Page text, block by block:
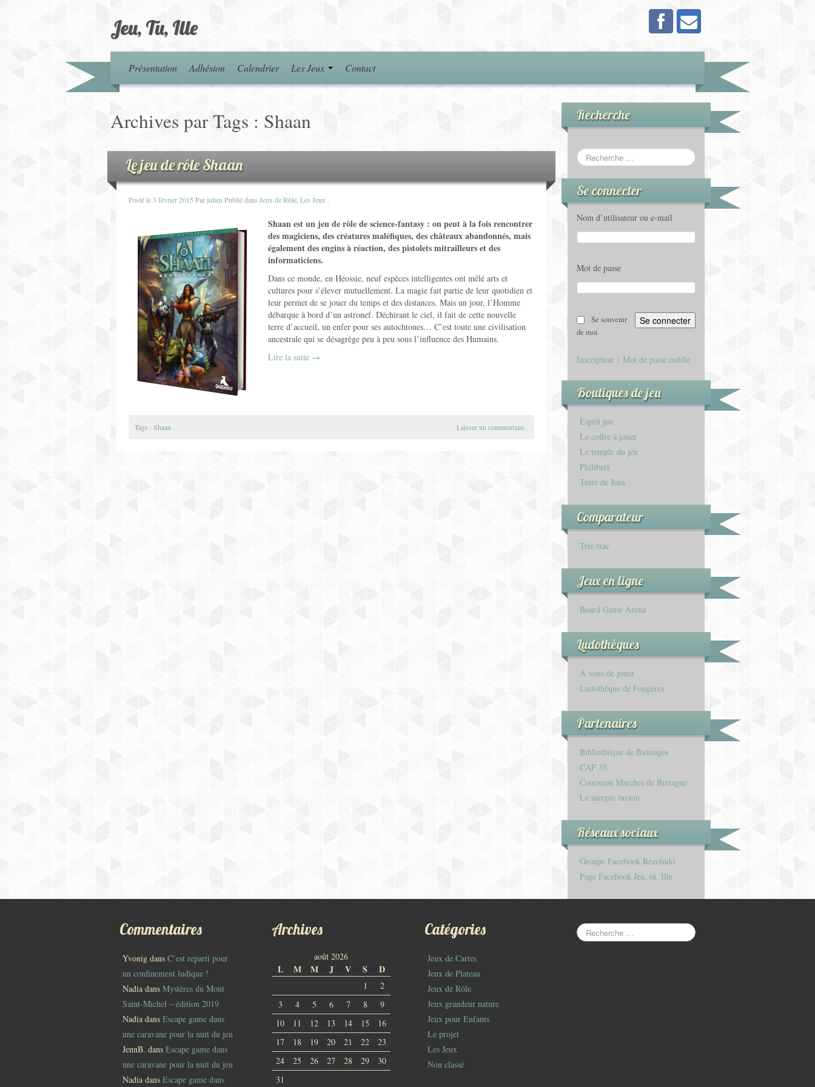
Jeu, Tu, Ille
Présentation Adhésion Calendrier Les Jeux Contact
Archives par Tags : Shaan
Le jeu de rôle Shaan
Posté le3 février 2015 Par julien Publié dans Jeux de Rôle Les Jeux
Shaan est un jeu de rôle de science-fantasy : on peut à la fois rencontrer
des magiciens, des créatures maléfiques, des châteaux abandonnés, mais
également des engins à réaction, des pistolets mitrailleurs et des
informaticiens.
Dans ce monde, en Héossie, neuf espèces intelligentes ont mêlé arts et
cultures pour s’élever mutuellement. La magie fait partie de leur quotidien et
leur permet de se jouer du temps et des distances. Mais un jour, l’Homme
débarque à bord d’un astronef. Déchirant le ciel, il fait de cette nouvelle
terre d’accueil, un enfer pour ses autochtones… C’est toute une civilisation
ancestrale qui se désagrège peu à peu sous l’influence des Humains.
Lire la suite →
Laisser un commentaire
Tags : Shaan
Recherche
Se connecter
Nom d’utilisateur ou e-mail
Mot de passe
Se souvenir
de moi
Inscription Mot de passe oublié
Boutiques de jeu
Esprit jeu
Le coffre à jouer
Le temple du jeu
Philibert
Terre de Jeux
Comparateur
Tric-trac
Jeux en ligne
Board Game Arena
Ludothèques
À vous de jouer
Ludothèque de Fougères
Partenaires
Bibliothèque de Bazouges
CAF 35
Couesnon Marches de Bretagne
Le meeple breton
Réseaux sociaux
Groupe Facebook Rézoludo
Page Facebook Jeu, tu, Ille
Commentaires
Yvonig dans C’est reparti pour
un confinement ludique !
Nadia dans Mystères du Mont
Saint-Michel – édition 2019
Nadia dans Escape game dans
une caravane pour la nuit du jeu
JennB. dans Escape game dans
une caravane pour la nuit du jeu
Nadia dans Escape game dans
Archives
août 2026
L M M J V S D
1
2
3
4 5 6 7 8
9
10
11 12 13 14 15
16
17
18 19 20 21 22
23
24
25 26 27 28 29
30
31
Catégories
Jeux de Cartes
Jeux de Plateau
Jeux de Rôle
Jeux grandeur nature
Jeux pour Enfants
Le projet
Les Jeux
Non classé